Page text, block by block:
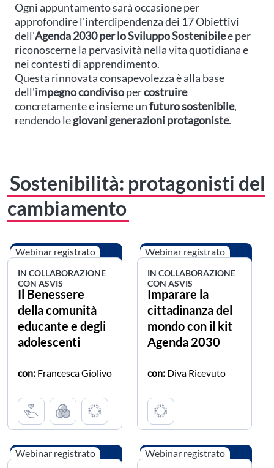
Ogni appuntamento sarà occasione per
approfondire l'interdipendenza dei 17 Obiettivi
dell'Agenda 2030 per lo Sviluppo Sostenibilee per
riconoscerne la pervasività nella vita quotidiana e
nei contesti di apprendimento.
Questa rinnovata consapevolezza è alla base
dell'impegno condivisopercostruire
concretamente e insieme unfuturo sostenibile,
rendendo legiovani generazioni protagoniste.
Sostenibilità: protagonisti del
cambiamento
Webinar registrato
IN COLLABORAZIONE
CON ASVIS
Il Benessere
della comunità
educante e degli
adolescenti
con: Francesca Giolivo
Webinar registrato
IN COLLABORAZIONE
CON ASVIS
Imparare la
cittadinanza del
mondo con il kit
Agenda 2030
con: Diva Ricevuto
Webinar registrato Webinar registrato